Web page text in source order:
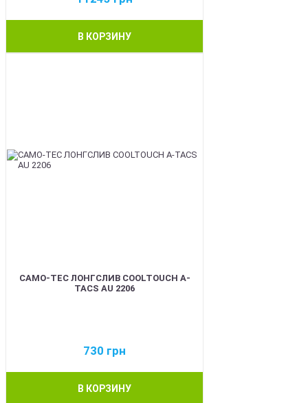
В КОРЗИНУ
CAMO-TEC ЛОНГСЛИВ COOLTOUCH A-
TACS AU 2206
730 грн
В КОРЗИНУ